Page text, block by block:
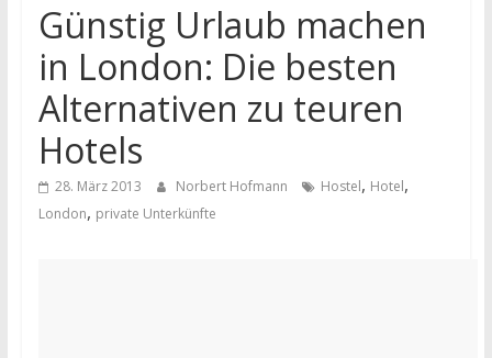
Günstig Urlaub machen
in London: Die besten
Alternativen zu teuren
Hotels
28. März 2013 Norbert Hofmann Hostel, Hotel,
London, private Unterkünfte